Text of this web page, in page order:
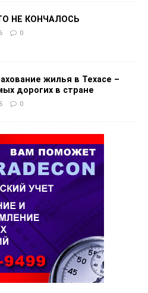
НЕ КОНЧАЛОСЬ
0
жилья в Техасе –
дорогих в стране
0